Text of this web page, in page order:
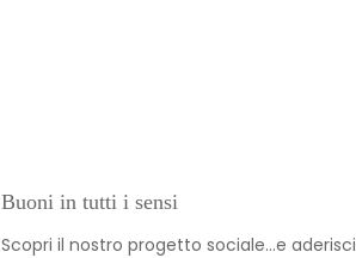
Buoni in tutti i sensi
Scopri il nostro progetto sociale…e aderisci